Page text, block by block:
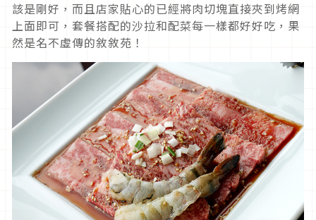
該是剛好，而且店家貼心的已經將肉切塊直接夾到烤網
上面即可，套餐搭配的沙拉和配菜每一樣都好好吃，果
然是名不虛傳的敘敘苑！